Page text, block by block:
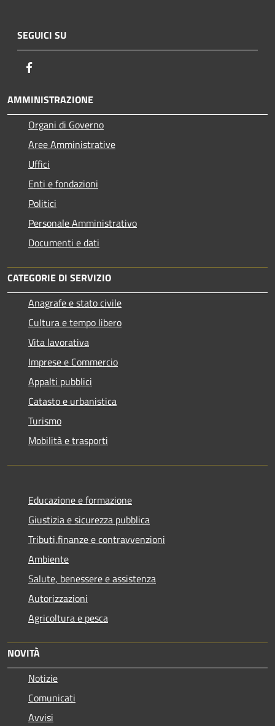
SEGUICI SU
AMMINISTRAZIONE
Organi di Governo
Aree Amministrative
Uffici
Enti e fondazioni
Politici
Personale Amministrativo
Documenti e dati
CATEGORIE DI SERVIZIO
Anagrafe e stato civile
Cultura e tempo libero
Vita lavorativa
Imprese e Commercio
Appalti pubblici
Catasto e urbanistica
Turismo
Mobilità e trasporti
Educazione e formazione
Giustizia e sicurezza pubblica
Tributi,finanze e contravvenzioni
Ambiente
Salute, benessere e assistenza
Autorizzazioni
Agricoltura e pesca
NOVITÀ
Notizie
Comunicati
Avvisi